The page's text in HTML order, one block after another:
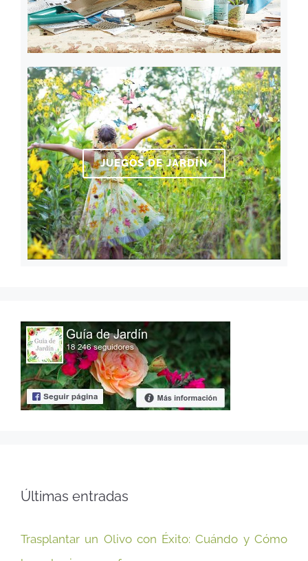
JUEGOS DE JARDÍN
Últimas entradas
Trasplantar un Olivo con Éxito: Cuándo y Cómo